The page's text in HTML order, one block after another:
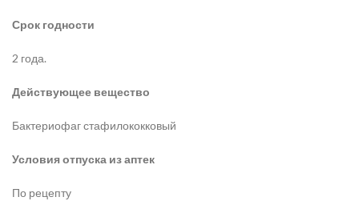
Срок годности
2 года.
Действующее вещество
Бактериофаг стафилококковый
Условия отпуска из аптек
По рецепту